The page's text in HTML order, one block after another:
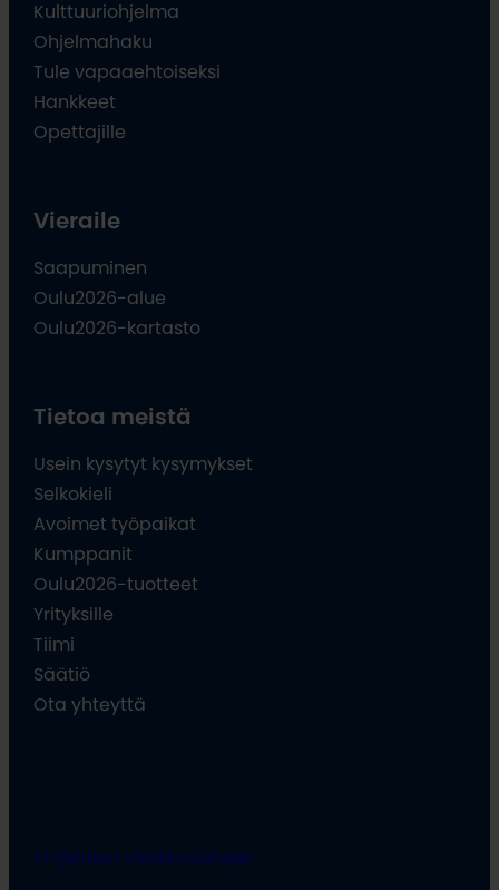
Kulttuuriohjelma
Ohjelmahaku
Tule vapaaehtoiseksi
Hankkeet
Opettajille
Vieraile
Saapuminen
Oulu2026-alue
Oulu2026-kartasto
Tietoa meistä
Usein kysytyt kysymykset
Selkokieli
Avoimet työpaikat
Kumppanit
Oulu2026-tuotteet
Yrityksille
Tiimi
Säätiö
Ota yhteyttä
Projektien viestintäohjeet